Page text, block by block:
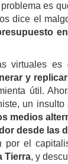
es
dice el
virtuales es
y
útil.
un insulto
medios
desde las
por el
Tierra, y